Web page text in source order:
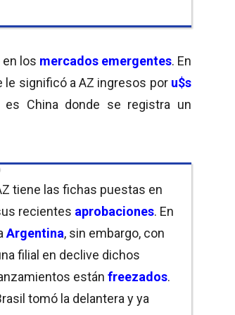
los mercados emergentes. En
le significó a AZ ingresos por u$s
China donde se registra un
tiene las fichas puestas en
recientes aprobaciones. En
Argentina, sin embargo, con
filial en declive dichos
están freezados.
tomó la delantera y ya